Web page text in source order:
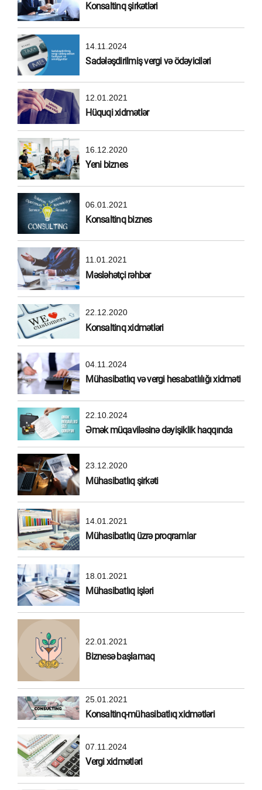
Konsaltinq şirkətləri
14.11.2024
Sadələşdirilmiş vergi və ödəyiciləri
12.01.2021
Hüquqi xidmətlər
16.12.2020
Yeni biznes
06.01.2021
Konsaltinq biznes
11.01.2021
Məsləhətçi rəhbər
22.12.2020
Konsaltinq xidmətləri
04.11.2024
Mühasibatlıq və vergi hesabatlılığı xidməti
22.10.2024
Əmək müqaviləsinə dəyişiklik haqqında
23.12.2020
Mühasibatlıq şirkəti
14.01.2021
Mühasibatlıq üzrə proqramlar
18.01.2021
Mühasibatlıq işləri
22.01.2021
Biznesə başlamaq
25.01.2021
Konsaltinq-mühasibatlıq xidmətləri
07.11.2024
Vergi xidmətləri